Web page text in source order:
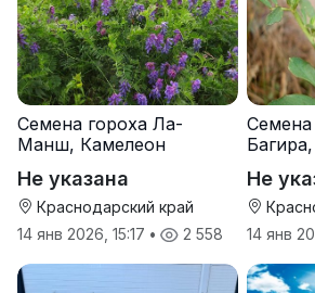
Семена гороха Ла-
Манш, Камелеон
Не указана
Краснодарский край
14 янв 2026, 15:17 • 2 558
Не
14 янв